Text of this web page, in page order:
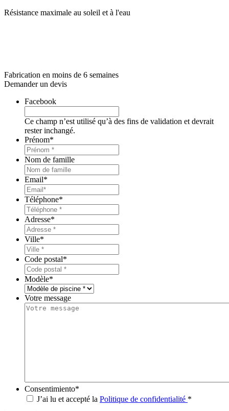
Résistance maximale au soleil et à l'eau
Fabrication en moins de 6 semaines
Demander un devis
Facebook
Ce champ n’est utilisé qu’à des fins de validation et devrait
rester inchangé.
Prénom*
Nom de famille
Email*
Téléphone*
Adresse*
Ville*
Code postal*
Modèle*
Votre message
Consentimiento*
J’ai lu et accepté la Politique de confidentialité *